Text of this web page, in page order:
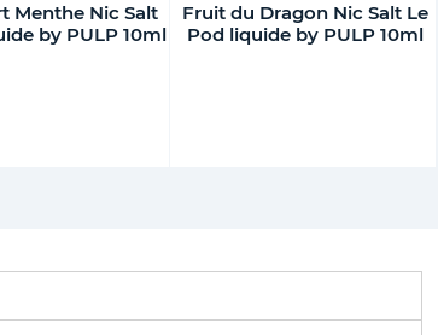
Menthe Nic Salt
by PULP 10ml
Fruit du Dragon Nic Salt Le
Pod liquide by PULP 10ml